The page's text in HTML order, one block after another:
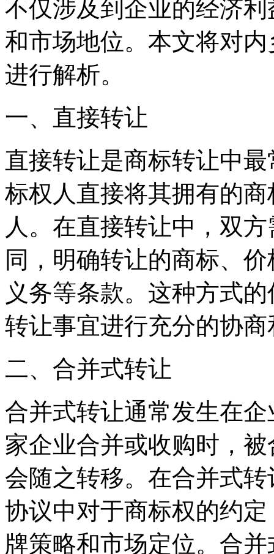
不仅涉及到企业的经济
和市场地位。本文将对
进行解析。
一、直接转让
直接转让是商标转让中
标权人直接将其拥有的
人。在直接转让中，双
同，明确转让的商标、
义务等条款。这种方式
转让事宜进行充分的协
二、合并式转让
合并式转让通常发生在
家企业合并或收购时，
会随之转移。在合并式
协议中对于商标权的约
牌策略和市场定位。合